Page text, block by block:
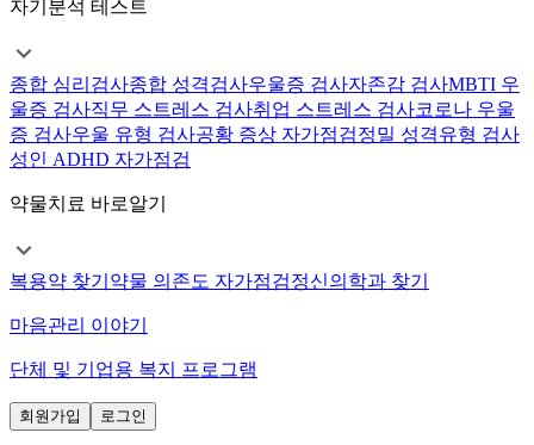
자기분석 테스트
종합 심리검사종합 성격검사우울증 검사자존감 검사MBTI 우
울증 검사직무 스트레스 검사취업 스트레스 검사코로나 우울
증 검사우울 유형 검사공황 증상 자가점검정밀 성격유형 검사
성인 ADHD 자가점검
약물치료 바로알기
복용약 찾기 약물 의존도 자가점검정신의학과 찾기
마음관리 이야기
단체 및 기업용 복지 프로그램
회원가입 로그인